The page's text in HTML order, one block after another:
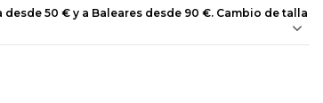
50 € y a Baleares desde 90 €. Cambio de talla